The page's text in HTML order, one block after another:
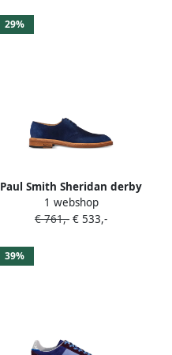
29%
Paul Smith Sheridan derby
schoenen Blauw
1 webshop
€ 761,- € 533,-
39%